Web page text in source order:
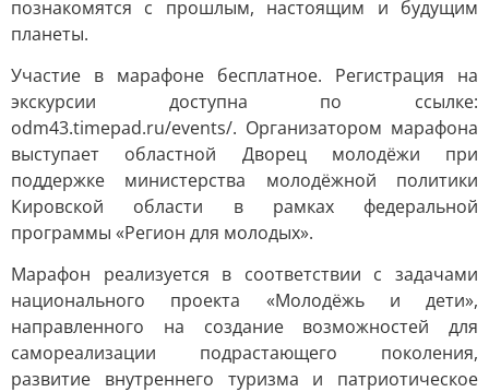
познакомятся с прошлым, настоящим и будущим
планеты.
Участие в марафоне бесплатное. Регистрация на
экскурсии доступна по ссылке:
odm43.timepad.ru/events/. Организатором марафона
выступает областной Дворец молодёжи при
поддержке министерства молодёжной политики
Кировской области в рамках федеральной
программы «Регион для молодых».
Марафон реализуется в соответствии с задачами
национального проекта «Молодёжь и дети»,
направленного на создание возможностей для
самореализации подрастающего поколения,
развитие внутреннего туризма и патриотическое